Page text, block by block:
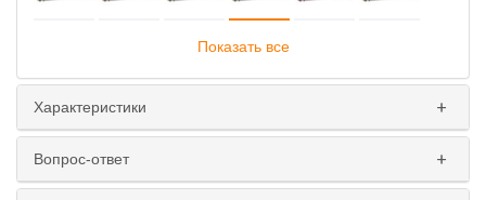
Показать все
Характеристики
Вопрос-ответ